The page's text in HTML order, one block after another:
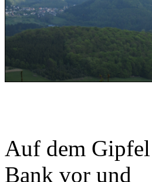
Auf dem Gipfel
Bank vor und